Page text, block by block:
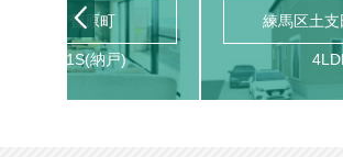
練馬区土支
川越市菅原町
2LDK＋1S(納戸)